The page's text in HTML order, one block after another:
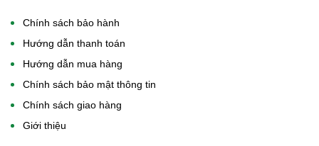
Chính sách bảo hành
Hướng dẫn thanh toán
Hướng dẫn mua hàng
Chính sách bảo mật thông tin
Chính sách giao hàng
Giới thiệu